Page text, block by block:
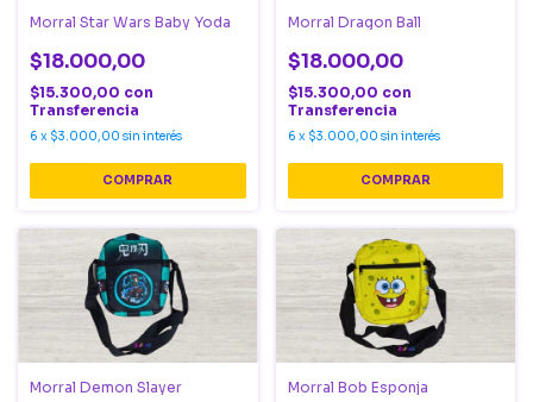
Morral Star Wars Baby Yoda
$18.000,00
$15.300,00 con
Transferencia
6 x $3.000,00 sin interés
Morral Dragon Ball
$18.000,00
$15.300,00 con
Transferencia
6 x $3.000,00 sin interés
Morral Demon Slayer Morral Bob Esponja